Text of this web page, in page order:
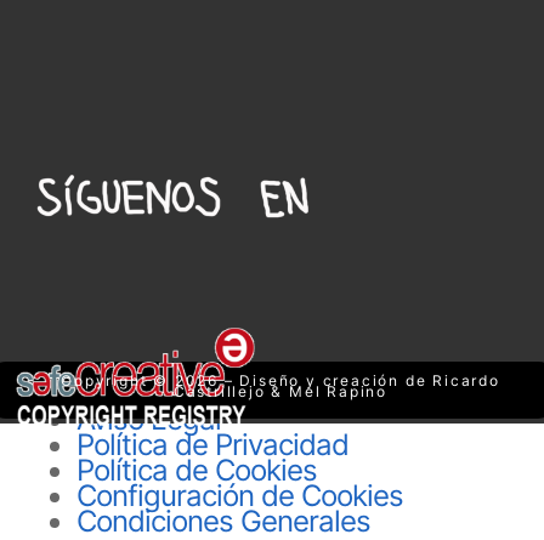
Copyright © 2026 – Diseño y creación de Ricardo
Castrillejo & Mel Rapino
Aviso Legal
Política de Privacidad
Política de Cookies
Configuración de Cookies
Condiciones Generales